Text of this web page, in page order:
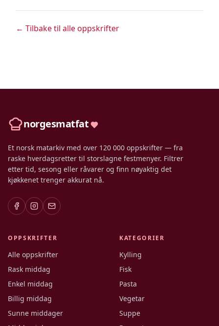
← Tilbake til alle oppskrifter
norgesmatfat
Et norsk matarkiv med over 120 000 oppskrifter — fra
raske hverdagsretter til storslagne festmenyer. Filtrer
etter tid, sesong eller råvarer og finn nøyaktig det
kjøkkenet trenger akkurat nå.
OPPSKRIFTER
Alle oppskrifter
Rask middag
Enkel middag
Billig middag
Sunne middager
KATEGORIER
Kylling
Fisk
Pasta
Vegetar
Suppe